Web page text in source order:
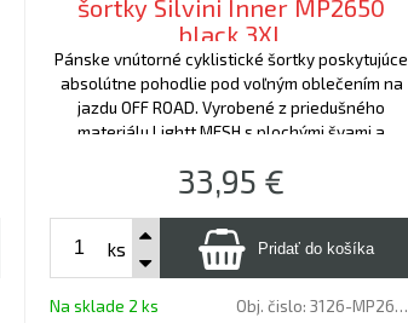
šortky Silvini Inner MP2650
black 3XL
Pánske vnútorné cyklistické šortky poskytujúce
absolútne pohodlie pod voľným oblečením na
jazdu OFF ROAD. Vyrobené z priedušného
materiálu Lightt MESH s plochými švami a
podporu.
33,95 €
ks
Na sklade 2 ks Obj. čislo: 3126-MP2650-08087